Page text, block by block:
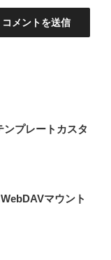
プレートカスタ
マウント